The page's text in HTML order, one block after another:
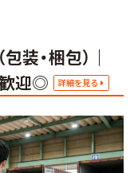
装・梱包）｜
迎◎
詳細を見る